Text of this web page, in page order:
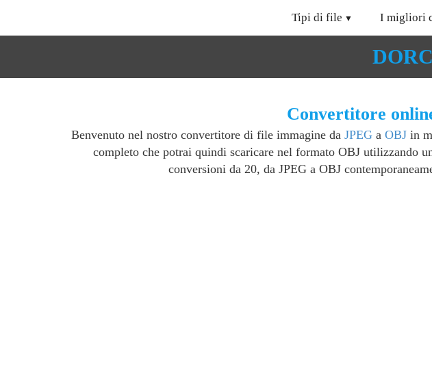
Tipi di file I migliori
Convertitore
Benvenuto nel nostro convertitore di file immagine da JPEG a OBJ in
completo che potrai quindi scaricare nel formato OBJ utilizzando
conversioni da 20, da JPEG a OBJ